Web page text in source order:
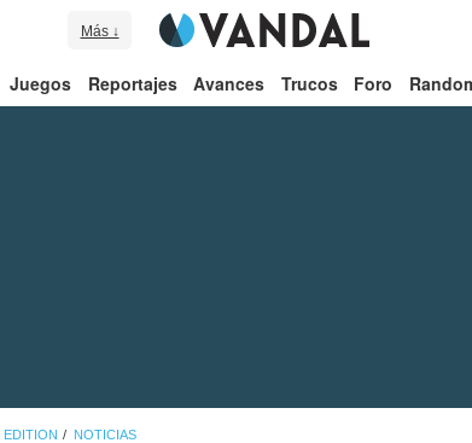
Más ↓
Juegos Reportajes Avances Trucos Foro
EDITION NOTICIAS